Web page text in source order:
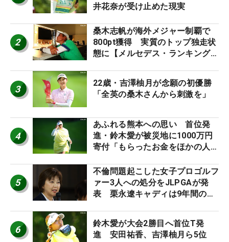
井花奈が受け止めた現実
2
桑木志帆が海外メジャー制覇で
800pt獲得 実質のトップ独走状
態に【メルセデス・ランキング番
3
22歳・吉澤柚月が念願の初優勝
「全英の桑木さんから刺激を」
4
あふれる熊本への思い 首位発
進・鈴木愛が被災地に1000万円
寄付「もらったお金をほかの人
5
不倫問題起こした女子プロゴルフ
ァー3人への処分をJLPGAが発
表 栗永遼キャディは9年間の立
6
鈴木愛が大会2勝目へ首位T発
進 安田祐香、吉澤柚月ら5位